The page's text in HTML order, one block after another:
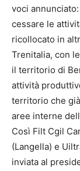
voci
cessare le
ricollocato in
Trenitalia, con
il territorio di
attività
territorio che
aree interne
Così Filt Cgil
(Langella) e
inviata al